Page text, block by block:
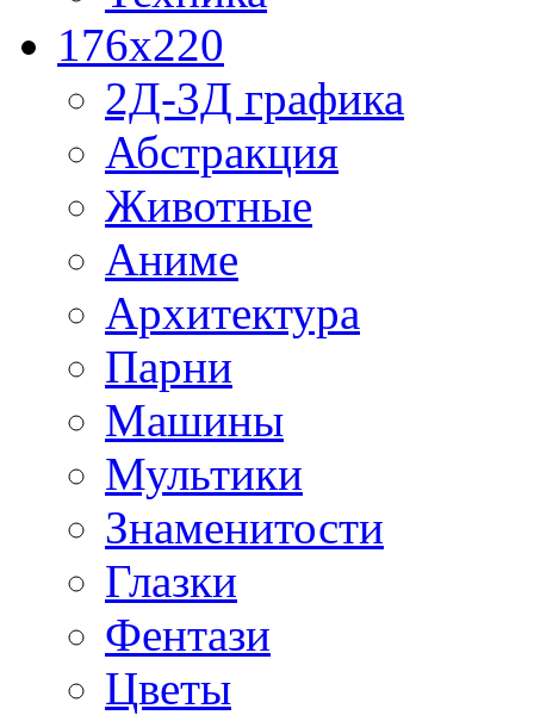
176x220
2Д-3Д графика
Абстракция
Животные
Аниме
Архитектура
Парни
Машины
Мультики
Знаменитости
Глазки
Фентази
Цветы